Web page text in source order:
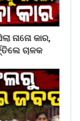
ନାନୋ କାର,
ଚାଳକ